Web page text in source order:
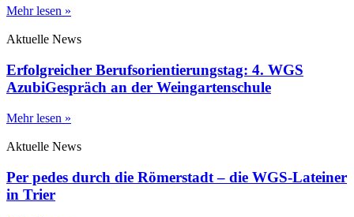
Mehr lesen »
Aktuelle News
Erfolgreicher Berufsorientierungstag: 4. WGS
AzubiGespräch an der Weingartenschule
Mehr lesen »
Aktuelle News
Per pedes durch die Römerstadt – die WGS-Lateiner
in Trier